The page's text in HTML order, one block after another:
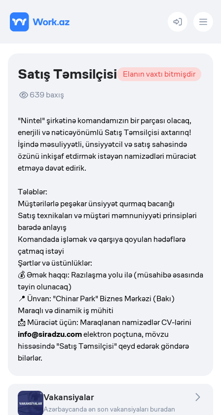
Menu
Satış Təmsilçisi
Elanın vaxtı bitmişdir
639baxış
"Nintel" şirkətinə komandamızın bir parçası olacaq,
enerjili və nəticəyönümlü Satış Təmsilçisi axtarırıq!
İşində məsuliyyətli, ünsiyyətcil və satış sahəsində
özünü inkişaf etdirmək istəyən namizədləri müraciət
etməyə dəvət edirik.
Tələblər:
Müştərilərlə peşəkar ünsiyyət qurmaq bacarığı
Satış texnikaları və müştəri məmnuniyyəti prinsipləri
barədə anlayış
Komandada işləmək və qarşıya qoyulan hədəflərə
çatmaq istəyi
Şərtlər və üstünlüklər:
💰 Əmək haqqı: Razılaşma yolu ilə (müsahibə əsasında
təyin olunacaq)
📍 Ünvan: "Chinar Park" Biznes Mərkəzi (Bakı)
Maraqlı və dinamik iş mühiti
📩 Müraciət üçün: Maraqlanan namizədlər CV-lərini
info@siradzu.comelektron poçtuna, mövzu
hissəsində "Satış Təmsilçisi" qeyd edərək göndərə
bilərlər.
Vakansiyalar
Azərbaycanda ən son vakansiyaları buradan